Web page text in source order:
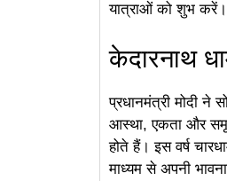
यात्राओं को शुभ करें।
केदारनाथ
प्रधानमंत्री मोदी ने
आस्था, एकता और
होते हैं। इस वर्ष
माध्यम से अपनी